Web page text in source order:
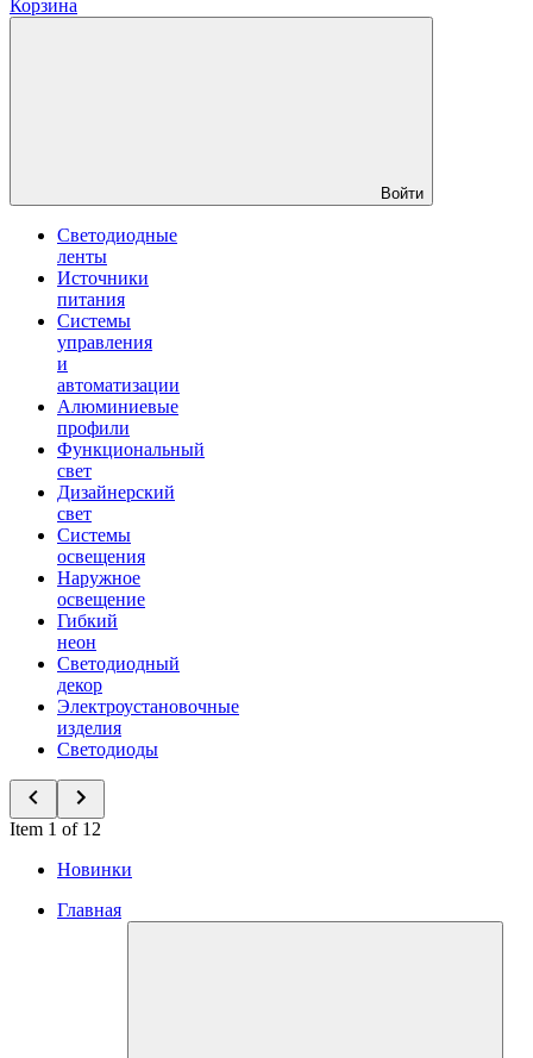
Корзина
Войти
Светодиодные
ленты
Источники
питания
Системы
управления
и
автоматизации
Алюминиевые
профили
Функциональный
свет
Дизайнерский
свет
Системы
освещения
Наружное
освещение
Гибкий
неон
Светодиодный
декор
Электроустановочные
изделия
Светодиоды
Item 1 of 12
Новинки
Главная